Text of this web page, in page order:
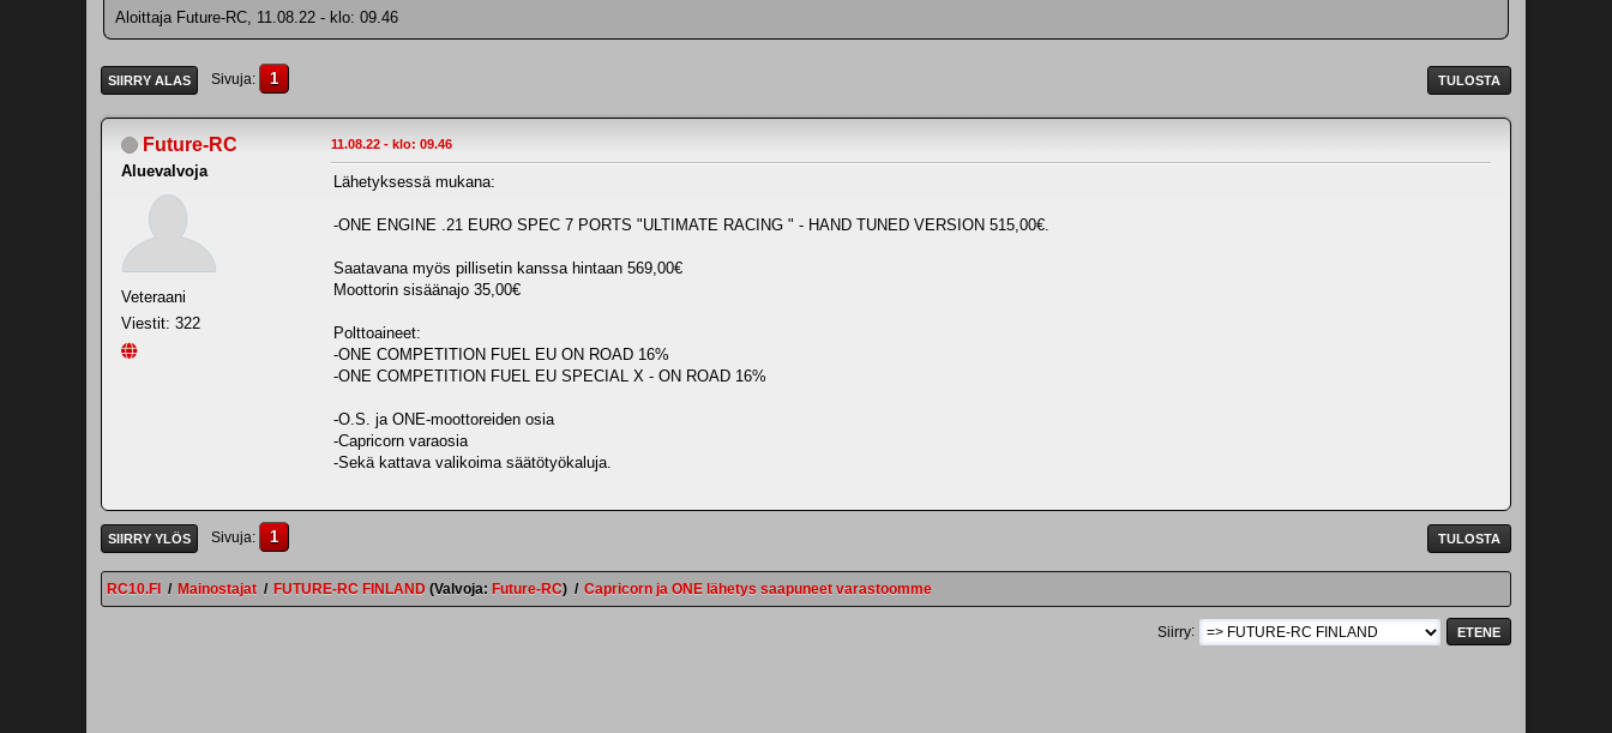
Aloittaja Future-RC, 11.08.22 - klo: 09.46
TULOSTA
SIIRRY ALAS Sivuja 1
Future-RC
Aluevalvoja
Veteraani
Viestit: 322
11.08.22 - klo: 09.46
Lähetyksessä mukana:
-ONE ENGINE .21 EURO SPEC 7 PORTS "ULTIMATE RACING " - HAND TUNED VERSION 515,00€.
Saatavana myös pillisetin kanssa hintaan 569,00€
Moottorin sisäänajo 35,00€
Polttoaineet:
-ONE COMPETITION FUEL EU ON ROAD 16%
-ONE COMPETITION FUEL EU SPECIAL X - ON ROAD 16%
-O.S. ja ONE-moottoreiden osia
-Capricorn varaosia
-Sekä kattava valikoima säätötyökaluja.
TULOSTA
SIIRRY YLÖS Sivuja 1
RC10.FI / Mainostajat / FUTURE-RC FINLAND (Valvoja: Future-RC) / Capricorn ja ONE lähetys saapuneet varastoomme
Siirry